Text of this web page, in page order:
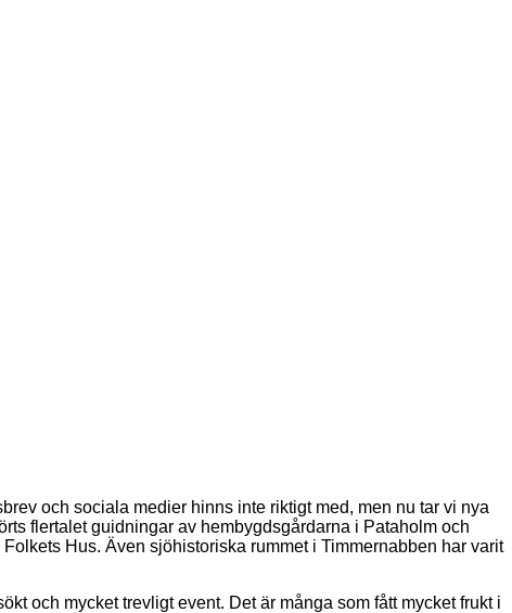
och sociala medier hinns inte riktigt med, men nu tar vi nya
flertalet guidningar av hembygdsgårdarna i Pataholm och
Hus. Även sjöhistoriska rummet i Timmernabben har varit
och mycket trevligt event. Det är många som fått mycket frukt i